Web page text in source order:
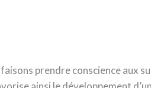
prendre conscience aux